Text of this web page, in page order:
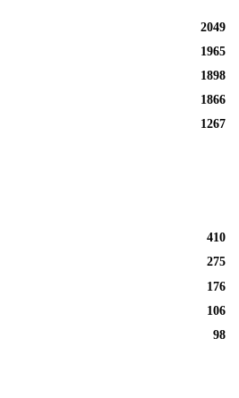
2049
1965
1898
1866
1267
410
275
176
106
98